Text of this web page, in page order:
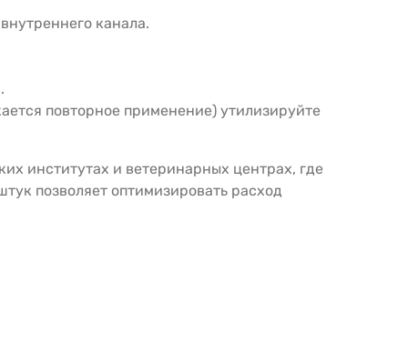
канала.
повторное применение) утилизируйте
институтах и ветеринарных центрах, где
позволяет оптимизировать расход